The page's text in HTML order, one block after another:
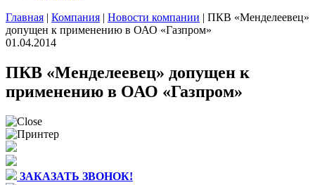
Главная | Компания | Новости компании | ПКВ «Менделеевец»
допущен к применению в ОАО «Газпром»
01.04.2014
ПКВ «Менделеевец» допущен к
применению в ОАО «Газпром»
ЗАКАЗАТЬ ЗВОНОК!